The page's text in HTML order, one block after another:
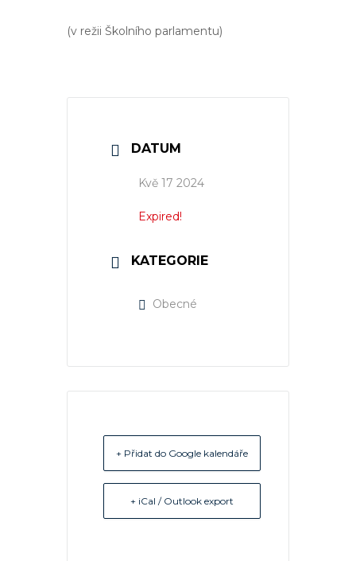
(v režii Školního parlamentu)
DATUM
Kvě 17 2024
Expired!
KATEGORIE
Obecné
+ Přidat do Google kalendáře
+ iCal / Outlook export